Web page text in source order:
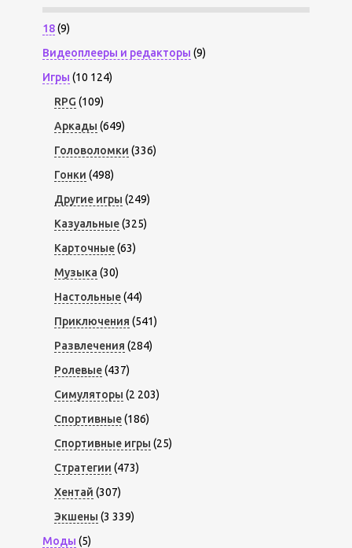
18(9)
Видеоплееры и редакторы (9)
Игры (10 124)
RPG (109)
Аркады (649)
Головоломки (336)
Гонки (498)
Другие игры (249)
Казуальные(325)
Карточные(63)
Музыка (30)
Настольные(44)
Приключения (541)
Развлечения (284)
Ролевые(437)
Симуляторы (2 203)
Спортивные(186)
Спортивные игры (25)
Стратегии (473)
Хентай (307)
Экшены (3 339)
Моды (5)